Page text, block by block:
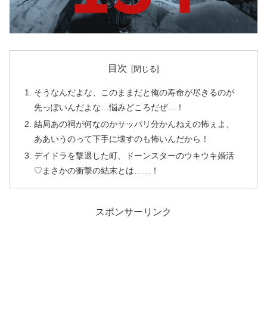
目次
そうなんだよな、このままだと俺の寿命が尽きるのが
先っぽいんだよな…悩みどころだぜ…！
結局あの祠が何なのかサッパリ分かんねえの怖ぇよ、
ああいうのって下手に壊すのも怖いんだから！
デイドラを撃退した町、ドーンスターのウキウキ婚活
♡まさかの衝撃の結末とは……！
スポンサーリンク